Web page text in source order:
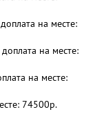
на месте:
на месте:
на месте:
74500р.